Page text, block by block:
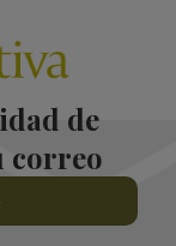
de
correo